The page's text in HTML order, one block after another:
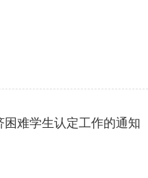
难学生认定工作的通知